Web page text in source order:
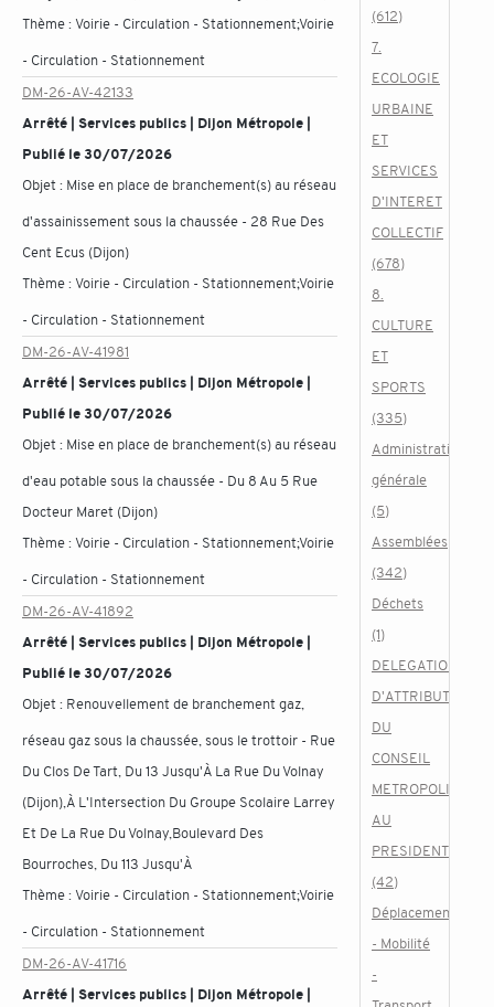
Thème :Voirie - Circulation - Stationnement;Voirie
- Circulation - Stationnement
DM-26-AV-42133
Arrêté | Services publics | Dijon Métropole |
Publié le 30/07/2026
Objet : Mise en place de branchement(s) au réseau
d'assainissement sous la chaussée - 28 Rue Des
Cent Ecus (Dijon)
Thème :Voirie - Circulation - Stationnement;Voirie
- Circulation - Stationnement
DM-26-AV-41981
Arrêté | Services publics | Dijon Métropole |
Publié le 30/07/2026
Objet : Mise en place de branchement(s) au réseau
d'eau potable sous la chaussée - Du 8 Au 5 Rue
Docteur Maret (Dijon)
Thème :Voirie - Circulation - Stationnement;Voirie
- Circulation - Stationnement
DM-26-AV-41892
Arrêté | Services publics | Dijon Métropole |
Publié le 30/07/2026
Objet : Renouvellement de branchement gaz,
réseau gaz sous la chaussée, sous le trottoir - Rue
Du Clos De Tart, Du 13 Jusqu'À La Rue Du Volnay
(Dijon),À L'Intersection Du Groupe Scolaire Larrey
Et De La Rue Du Volnay,Boulevard Des
Bourroches, Du 113 Jusqu'À
Thème :Voirie - Circulation - Stationnement;Voirie
- Circulation - Stationnement
DM-26-AV-41716
Arrêté | Services publics | Dijon Métropole |
(612)
7.
ECOLOGIE
URBAINE
ET
SERVICES
D'INTERET
COLLECTIF
(678)
8.
CULTURE
ET
SPORTS
(335)
Administration
générale
(5)
Assemblées
(342)
Déchets
(1)
DELEGATION
D'ATTRIBUTION
DU
CONSEIL
METROPOLITAIN
AU
PRESIDENT
(42)
Déplacement
- Mobilité
-